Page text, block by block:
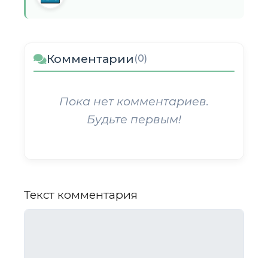
Комментарии (0)
Пока нет комментариев.
Будьте первым!
Текст комментария